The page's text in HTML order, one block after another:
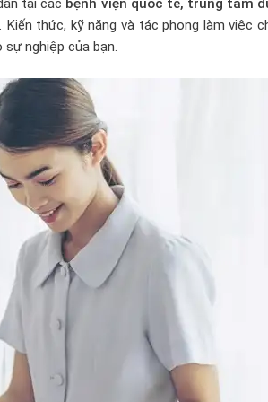
tại các bệnh viện quốc tế, trung tâm
thức, kỹ năng và tác phong làm việc
nghiệp của bạn.